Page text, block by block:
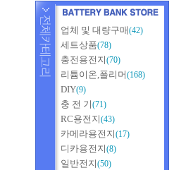
업체 및 대량구매(42)
세트상품(78)
충전용전지(70)
리튬이온,폴리머(168)
DIY(9)
충 전 기(71)
RC용전지(43)
카메라용전지(17)
디카용전지(8)
일반전지(50)